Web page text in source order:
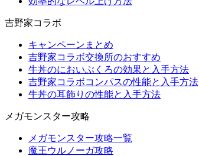
吉野家コラボ
キャンペーンまとめ
吉野家コラボ交換所のおすすめ
牛丼のにおいぶくろの効果と入手方法
吉野家コラボコンパスの性能と入手方法
牛丼の耳飾りの性能と入手方法
メガモンスター攻略
メガモンスター攻略一覧
魔王ウルノーガ攻略